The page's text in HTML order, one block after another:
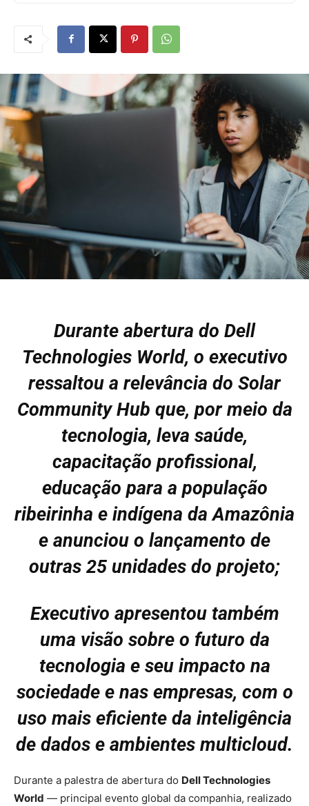
Durante abertura do Dell
Technologies World, o executivo
ressaltou a relevância do Solar
Community Hub que, por meio da
tecnologia, leva saúde,
capacitação profissional,
educação para a população
ribeirinha e indígena da Amazônia
e anunciou o lançamento de
outras 25 unidades do projeto;
Executivo apresentou também
uma visão sobre o futuro da
tecnologia e seu impacto na
sociedade e nas empresas, com o
uso mais eficiente da inteligência
de dados e ambientes multicloud.
Durante a palestra de abertura do Dell Technologies
World — principal evento global da companhia, realizado